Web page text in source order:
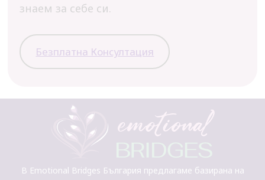
знаем за себе си.
Безплатна Консултация
В Emotional Bridges България предлагаме базирана на